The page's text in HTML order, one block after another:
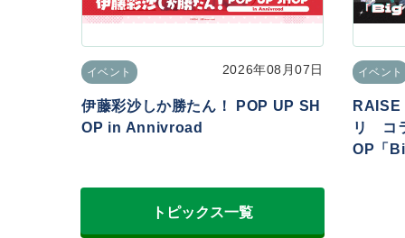
イベント 2026年08月07日
伊藤彩沙しか勝たん！ POP UP SH
OP in Annivroad
イベント
RAISE
リ コ
OP「
トピックス一覧